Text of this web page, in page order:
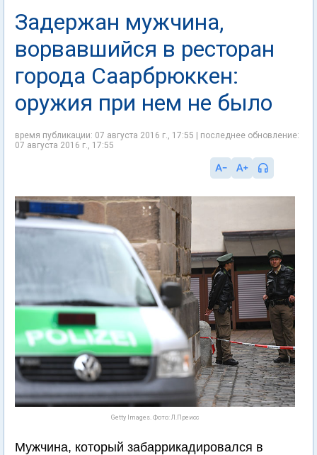
Задержан мужчина,
ворвавшийся в ресторан
города Саарбрюккен:
оружия при нем не было
время публикации: 07 августа 2016 г., 17:55 | последнее обновление:
07 августа 2016 г., 17:55
Getty Images. Фото: Л.Преисс
Мужчина, который забаррикадировался в